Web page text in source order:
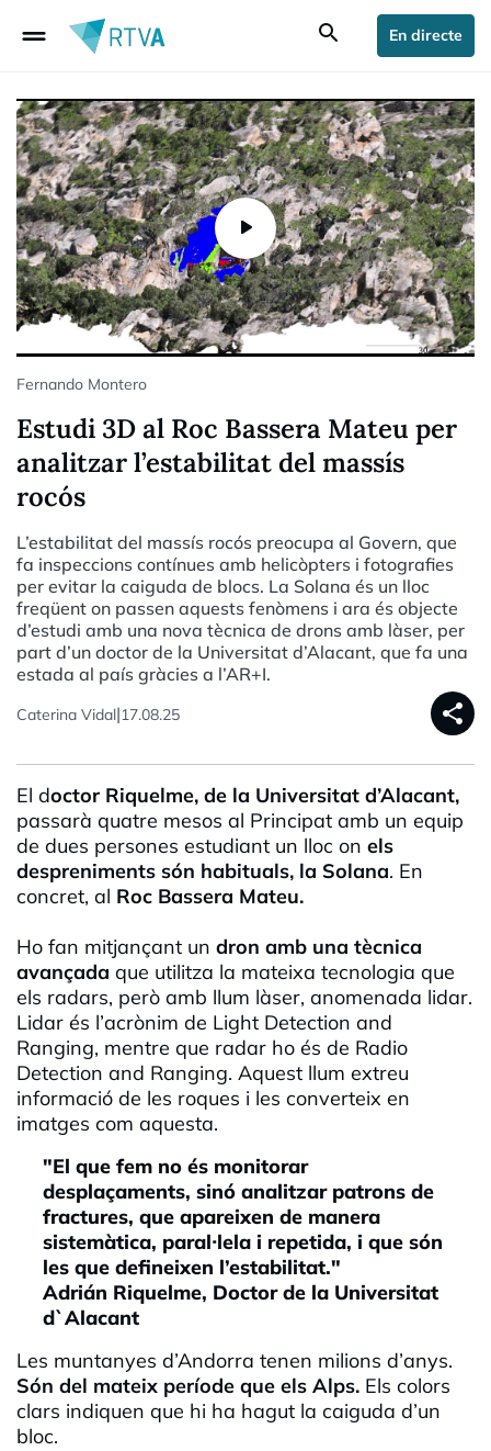
drag_handle search En directe
Fernando Montero
Estudi 3D al Roc Bassera Mateu per
analitzar l’estabilitat del massís
rocós
L’estabilitat del massís rocós preocupa al Govern, que
fa inspeccions contínues amb helicòpters i fotografies
per evitar la caiguda de blocs. La Solana és un lloc
freqüent on passen aquests fenòmens i ara és objecte
d’estudi amb una nova tècnica de drons amb làser, per
part d’un doctor de la Universitat d’Alacant, que fa una
estada al país gràcies a l’AR+I.
Caterina Vidal|17.08.25 share
El doctor Riquelme, de la Universitat d’Alacant,
passarà quatre mesos al Principat amb un equip
de dues persones estudiant un lloc on els
despreniments són habituals, la Solana. En
concret, al Roc Bassera Mateu.
Ho fan mitjançant un dron amb una tècnica
avançada que utilitza la mateixa tecnologia que
els radars, però amb llum làser, anomenada lidar.
Lidar és l’acrònim de Light Detection and
Ranging, mentre que radar ho és de Radio
Detection and Ranging. Aquest llum extreu
informació de les roques i les converteix en
imatges com aquesta.
"El que fem no és monitorar
desplaçaments, sinó analitzar patrons de
fractures, que apareixen de manera
sistemàtica, paral·lela i repetida, i que són
les que defineixen l’estabilitat."
Adrián Riquelme, Doctor de la Universitat
d`Alacant
Les muntanyes d’Andorra tenen milions d’anys.
Són del mateix període que els Alps. Els colors
clars indiquen que hi ha hagut la caiguda d’un
bloc.